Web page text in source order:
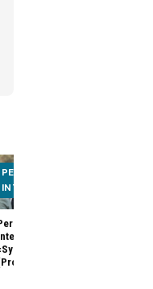
PERSON OF
INTEREST
of
5x11